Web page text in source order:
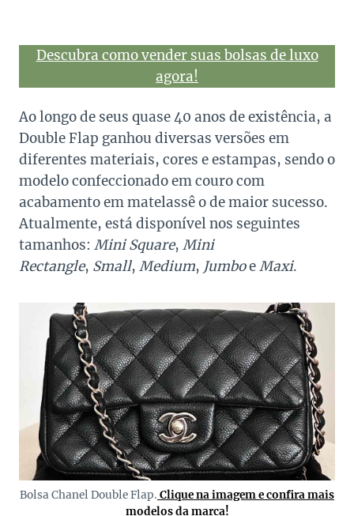
Descubra como vender suas bolsas de luxo
agora!
Ao longo de seus quase 40 anos de existência, a
Double Flap ganhou diversas versões em
diferentes materiais, cores e estampas, sendo o
modelo confeccionado em couro com
acabamento em matelassê o de maior sucesso.
Atualmente, está disponível nos seguintes
tamanhos: Mini Square, Mini
Rectangle, Small, Medium, JumboeMaxi.
Bolsa Chanel Double Flap. Clique na imagem e confira mais
modelos da marca!